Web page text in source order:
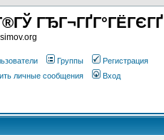
ГЂГ¬ГҐГ°ГЁГЄГҐ
Группы
Регистрация
личные сообщения Вход